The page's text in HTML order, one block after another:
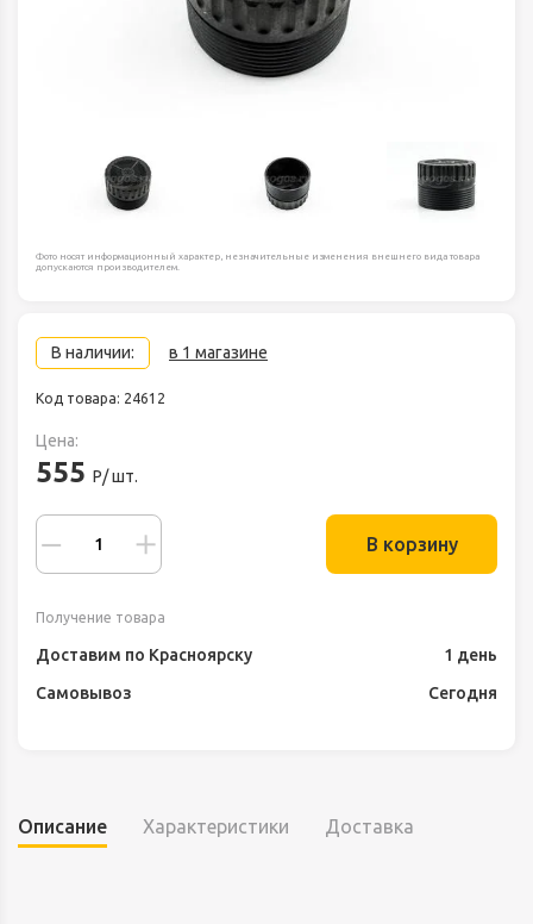
Фото носят информационный характер, незначительные изменения внешнего вида товара
допускаются производителем.
В наличии: в 1 магазине
Код товара: 24612
Цена:
555 Р/ шт.
В корзину
Получение товара
Доставим по Красноярску
1 день
Самовывоз
Сегодня
Описание Характеристики Доставка